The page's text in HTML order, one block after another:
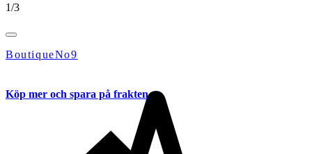
1/3
BoutiqueNo9
Köp mer och spara på frakten